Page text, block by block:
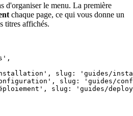
d'organiser le menu. La première
chaque page, ce qui vous donne un
titres affichés.
' ,
' , slug: ' guides/
' , slug: ' guides/
' , slug: ' guides/